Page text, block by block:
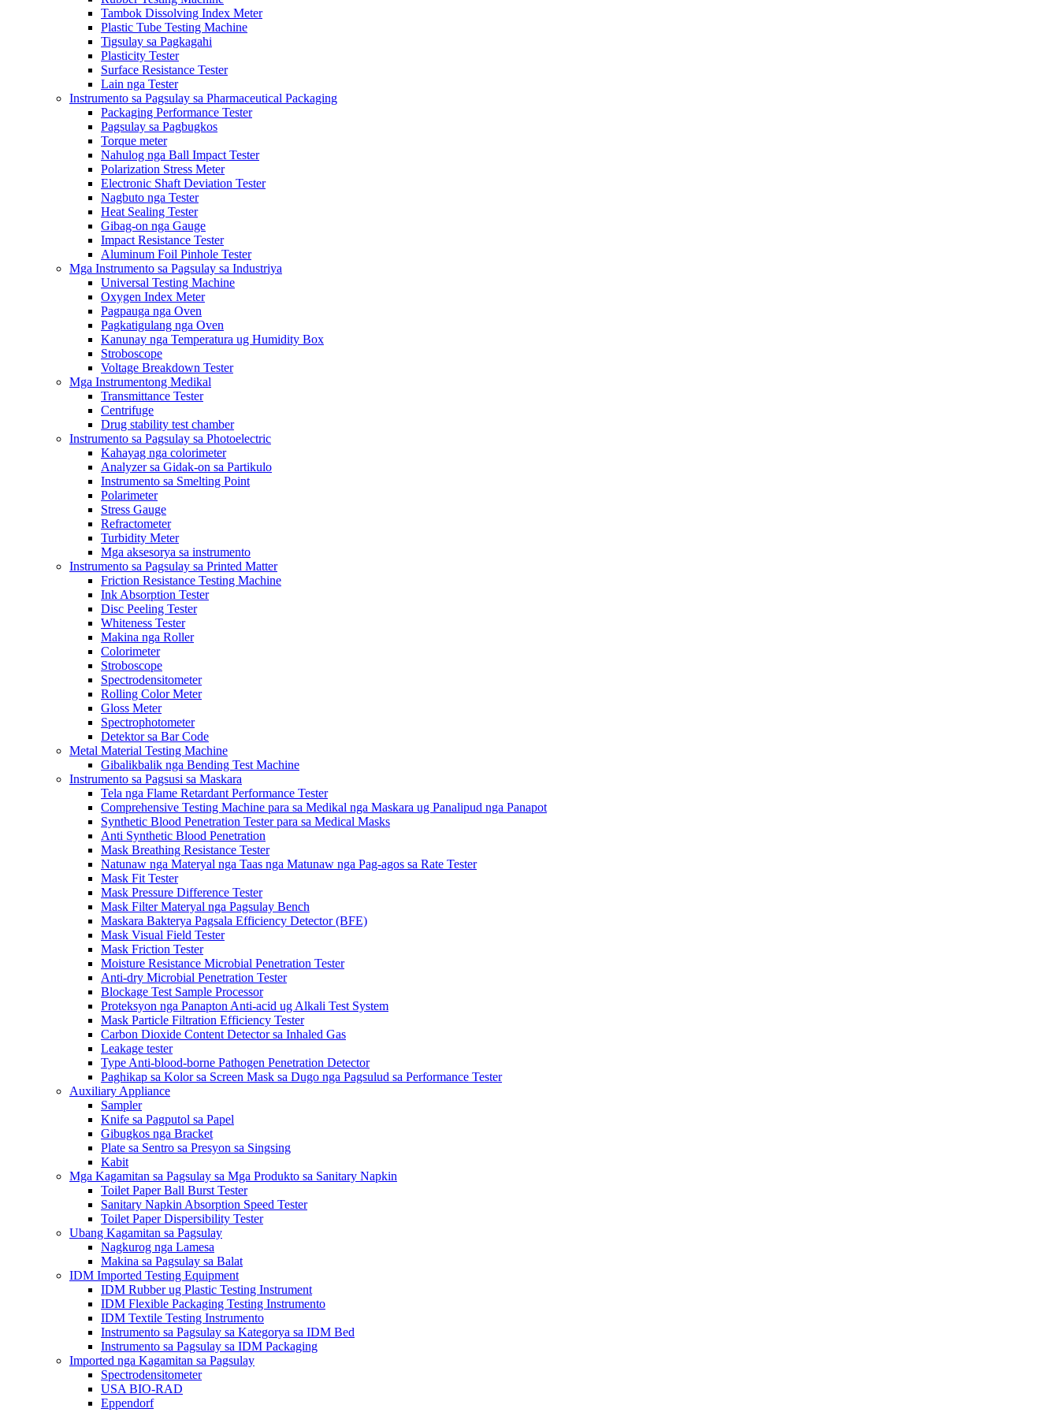
Tambok Dissolving Index Meter
Plastic Tube Testing Machine
Tigsulay sa Pagkagahi
Plasticity Tester
Surface Resistance Tester
Lain nga Tester
Instrumento sa Pagsulay sa Pharmaceutical Packaging
Packaging Performance Tester
Pagsulay sa Pagbugkos
Torque meter
Nahulog nga Ball Impact Tester
Polarization Stress Meter
Electronic Shaft Deviation Tester
Nagbuto nga Tester
Heat Sealing Tester
Gibag-on nga Gauge
Impact Resistance Tester
Aluminum Foil Pinhole Tester
Mga Instrumento sa Pagsulay sa Industriya
Universal Testing Machine
Oxygen Index Meter
Pagpauga nga Oven
Pagkatigulang nga Oven
Kanunay nga Temperatura ug Humidity Box
Stroboscope
Voltage Breakdown Tester
Mga Instrumentong Medikal
Transmittance Tester
Centrifuge
Drug stability test chamber
Instrumento sa Pagsulay sa Photoelectric
Kahayag nga colorimeter
Analyzer sa Gidak-on sa Partikulo
Instrumento sa Smelting Point
Polarimeter
Stress Gauge
Refractometer
Turbidity Meter
Mga aksesorya sa instrumento
Instrumento sa Pagsulay sa Printed Matter
Friction Resistance Testing Machine
Ink Absorption Tester
Disc Peeling Tester
Whiteness Tester
Makina nga Roller
Colorimeter
Stroboscope
Spectrodensitometer
Rolling Color Meter
Gloss Meter
Spectrophotometer
Detektor sa Bar Code
Metal Material Testing Machine
Gibalikbalik nga Bending Test Machine
Instrumento sa Pagsusi sa Maskara
Tela nga Flame Retardant Performance Tester
Comprehensive Testing Machine para sa Medikal nga Maskara ug Panalipud nga Panapot
Synthetic Blood Penetration Tester para sa Medical Masks
Anti Synthetic Blood Penetration
Mask Breathing Resistance Tester
Natunaw nga Materyal nga Taas nga Matunaw nga Pag-agos sa Rate Tester
Mask Fit Tester
Mask Pressure Difference Tester
Mask Filter Materyal nga Pagsulay Bench
Maskara Bakterya Pagsala Efficiency Detector (BFE)
Mask Visual Field Tester
Mask Friction Tester
Moisture Resistance Microbial Penetration Tester
Anti-dry Microbial Penetration Tester
Blockage Test Sample Processor
Proteksyon nga Panapton Anti-acid ug Alkali Test System
Mask Particle Filtration Efficiency Tester
Carbon Dioxide Content Detector sa Inhaled Gas
Leakage tester
Type Anti-blood-borne Pathogen Penetration Detector
Paghikap sa Kolor sa Screen Mask sa Dugo nga Pagsulud sa Performance Tester
Auxiliary Appliance
Sampler
Knife sa Pagputol sa Papel
Gibugkos nga Bracket
Plate sa Sentro sa Presyon sa Singsing
Kabit
Mga Kagamitan sa Pagsulay sa Mga Produkto sa Sanitary Napkin
Toilet Paper Ball Burst Tester
Sanitary Napkin Absorption Speed ​​Tester
Toilet Paper Dispersibility Tester
Ubang Kagamitan sa Pagsulay
Nagkurog nga Lamesa
Makina sa Pagsulay sa Balat
IDM Imported Testing Equipment
IDM Rubber ug Plastic Testing Instrument
IDM Flexible Packaging Testing Instrumento
IDM Textile Testing Instrumento
Instrumento sa Pagsulay sa Kategorya sa IDM Bed
Instrumento sa Pagsulay sa IDM Packaging
Imported nga Kagamitan sa Pagsulay
Spectrodensitometer
USA BIO-RAD
Eppendorf